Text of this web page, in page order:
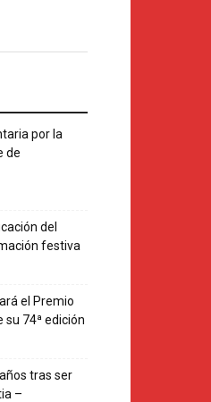
por la
de
del
festiva
el Premio
su 74ª edición
tras ser
–